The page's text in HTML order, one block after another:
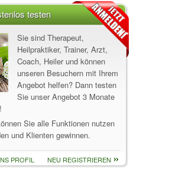
testen
Sie sind Therapeut,
Heilpraktiker, Trainer, Arzt,
Coach, Heiler und können
unseren Besuchern mit Ihrem
Angebot helfen? Dann testen
Sie unser Angebot 3 Monate
Sie alle Funktionen nutzen
und Klienten gewinnen.
PROFIL NEU REGISTRIEREN